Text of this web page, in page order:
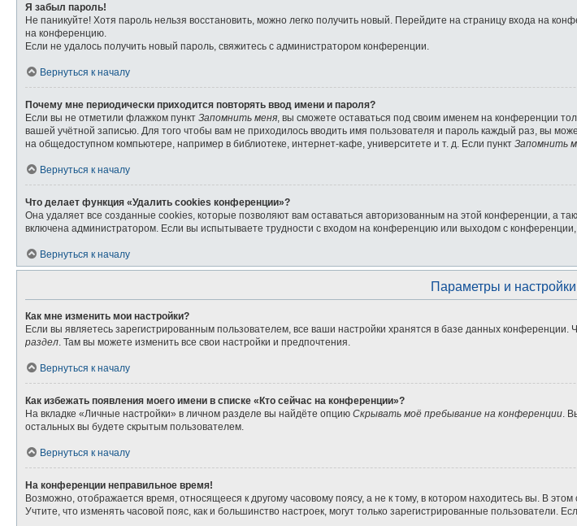
Я забыл пароль!
Не паникуйте! Хотя пароль нельзя восстановить, можно легко получить новый. Перейдите на страницу входа на
на конференцию.
Если не удалось получить новый пароль, свяжитесь с администратором конференции.
Вернуться к началу
Почему мне периодически приходится повторять ввод имени и пароля?
Если вы не отметили флажком пункт Запомнить меня , вы сможете оставаться под своим именем на конференции
вашей учётной записью. Для того чтобы вам не приходилось вводить имя пользователя и пароль каждый раз, вы
на общедоступном компьютере, например в библиотеке, интернет-кафе, университете и т. д. Если пункт Запомнить
Вернуться к началу
Что делает функция «Удалить cookies конференции»?
Она удаляет все созданные cookies, которые позволяют вам оставаться авторизованным на этой конференции, а
включена администратором. Если вы испытываете трудности с входом на конференцию или выходом с
Вернуться к началу
Параметры и
Как мне изменить мои настройки?
Если вы являетесь зарегистрированным пользователем, все ваши настройки хранятся в базе данных
раздел . Там вы можете изменить все свои настройки и предпочтения.
Вернуться к началу
Как избежать появления моего имени в списке «Кто сейчас на конференции»?
На вкладке «Личные настройки» в личном разделе вы найдёте опцию Скрывать моё пребывание на конференции .
остальных вы будете скрытым пользователем.
Вернуться к началу
На конференции неправильное время!
Возможно, отображается время, относящееся к другому часовому поясу, а не к тому, в котором находитесь вы. В
Учтите, что изменять часовой пояс, как и большинство настроек, могут только зарегистрированные пользователи.